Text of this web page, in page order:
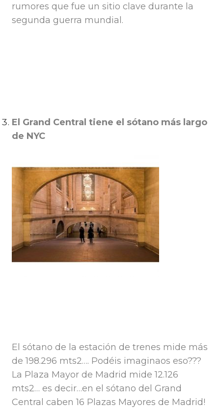
rumores que fue un sitio clave durante la
segunda guerra mundial.
El Grand Central tiene el sótano más largo
de NYC
El sótano de la estación de trenes mide más
de 198.296 mts2…. Podéis imaginaos eso???
La Plaza Mayor de Madrid mide 12.126
mts2… es decir…en el sótano del Grand
Central caben 16 Plazas Mayores de Madrid!